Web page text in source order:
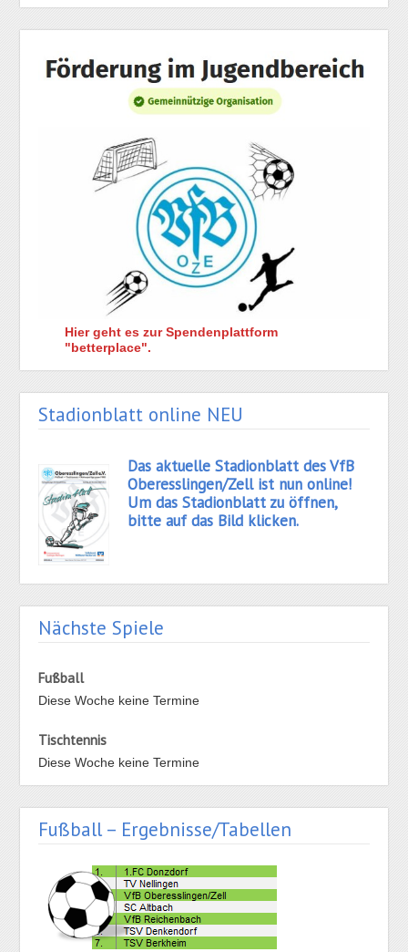
Hier geht es zur Spendenplattform
"betterplace".
Stadionblatt online NEU
Das aktuelle Stadionblatt des VfB
Oberesslingen/Zell ist nun online!
Um das Stadionblatt zu öffnen,
bitte auf das Bild klicken.
Nächste Spiele
Fußball
Diese Woche keine Termine
Tischtennis
Diese Woche keine Termine
Fußball – Ergebnisse/Tabellen